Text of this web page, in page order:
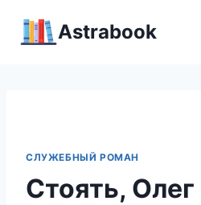
Аstrabook
СЛУЖЕБНЫЙ РОМАН
Стоять, Олег